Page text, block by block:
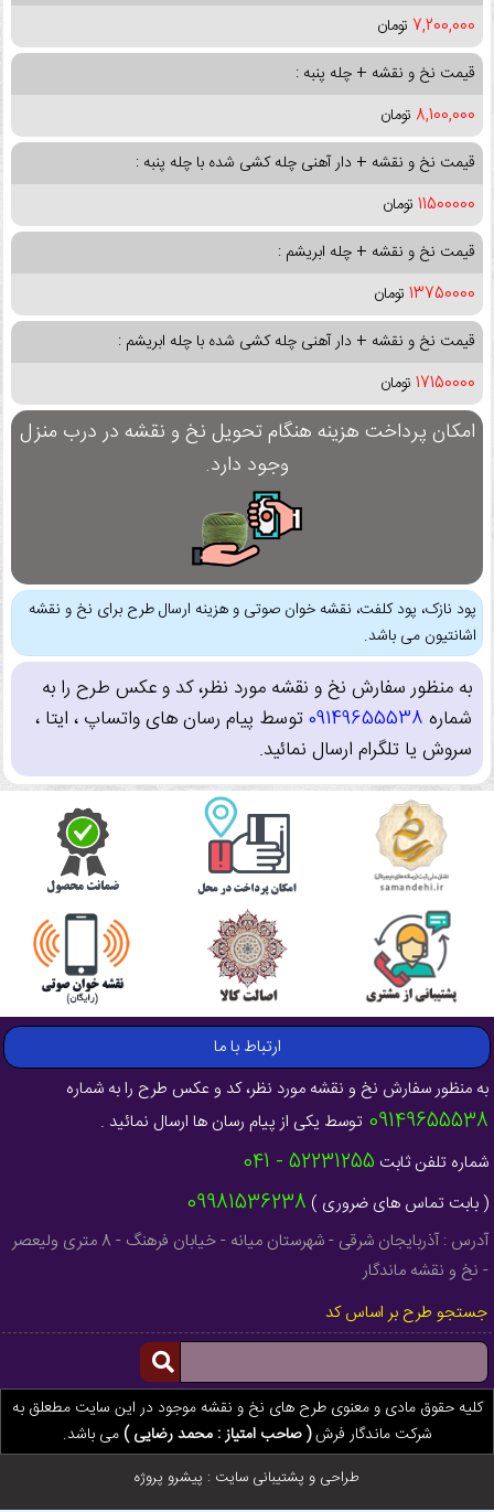
7,200,000 تومان
قیمت نخ و نقشه + چله پنبه :
8,100,000 تومان
قیمت نخ و نقشه + دار آهنی چله کشی شده با چله پنبه :
11500000 تومان
قیمت نخ و نقشه + چله ابریشم :
13750000 تومان
قیمت نخ و نقشه + دار آهنی چله کشی شده با چله ابریشم :
17150000 تومان
امکان پرداخت هزینه هنگام تحویل نخ و نقشه در درب منزل
وجود دارد.
پود نازک، پود کلفت، نقشه خوان صوتی و هزینه ارسال طرح برای نخ و نقشه
اشانتیون می باشد.
به منظور سفارش نخ و نقشه مورد نظر، کد و عکس طرح را به
شماره 09149655538توسط پیام رسان های واتساپ ، ایتا ،
سروش یا تلگرام ارسال نمائید.
ارتباط با ما
به منظور سفارش نخ و نقشه مورد نظر، کد و عکس طرح را به شماره
09149655538 توسط یکی از پیام رسان ها ارسال نمائید .
شماره تلفن ثابت 52231255 - 041
( بابت تماس های ضروری ) 09981536238
آدرس : آذربایجان شرقی - شهرستان میانه - خیابان فرهنگ - 8 متری ولیعصر
- نخ و نقشه ماندگار
جستجو طرح بر اساس کد
کلیه حقوق مادی و معنوی طرح های نخ و نقشه موجود در این سایت مطعلق به
شرکت ماندگار فرش( صاحب امتیاز : محمد رضایی )می باشد.
طراحی و پشتیبانی سایت : پیشرو پروژه